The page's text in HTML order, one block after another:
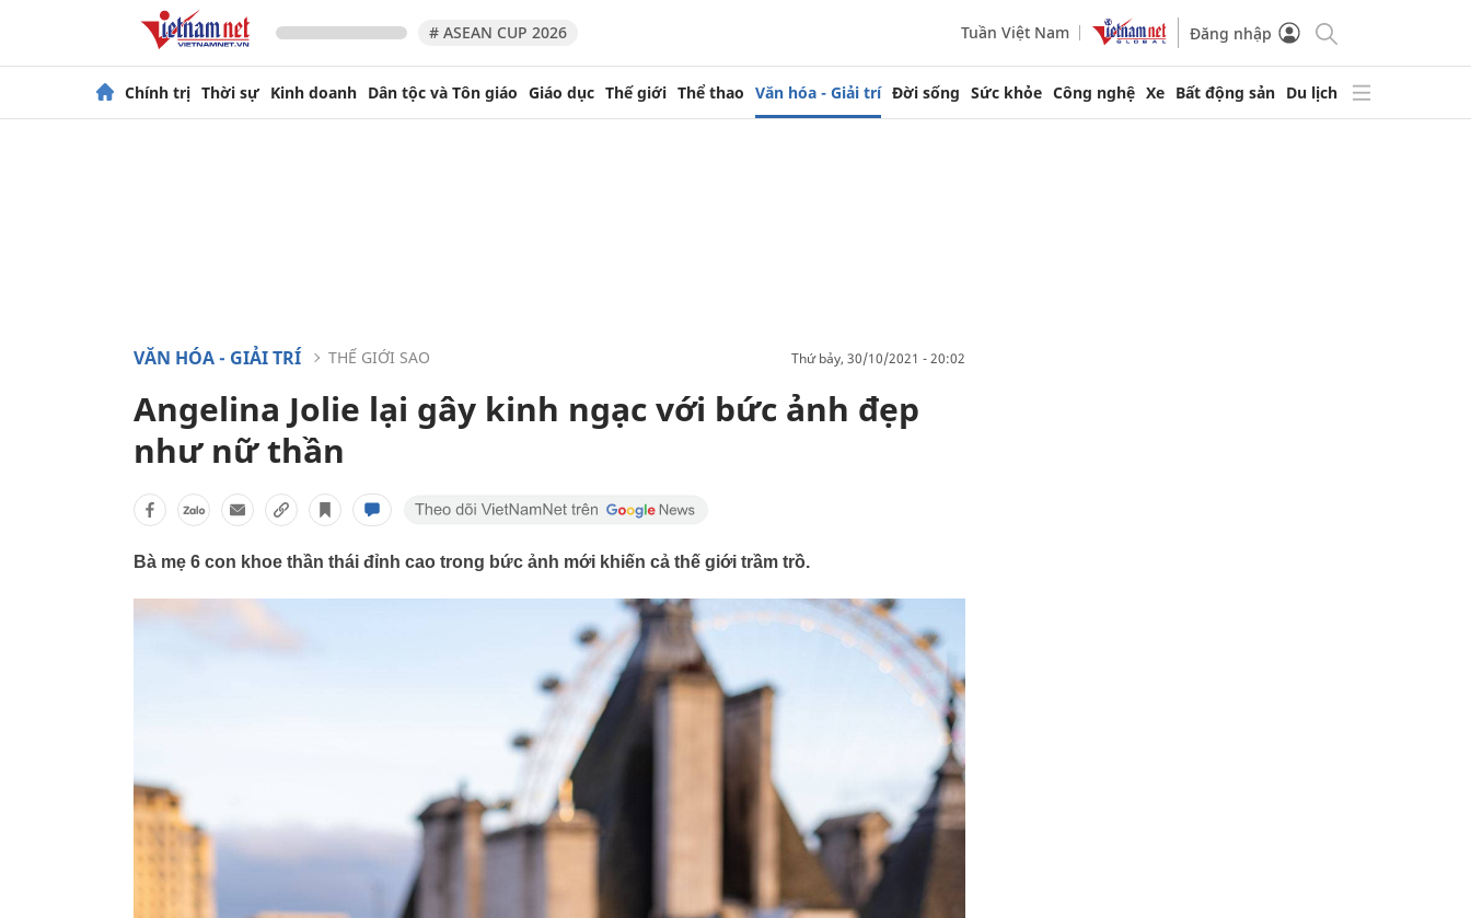
# ASEAN CUP 2026 Tuần Việt Nam Đăng nhập
Chính trị Thời sự Kinh doanh Dân tộc và Tôn giáo Giáo dục Thế giới Thể thao Văn hóa - Giải trí Đời sống Sức khỏe Công nghệ Xe Bất động sản Du lịch
VĂN HÓA - GIẢI TRÍ THẾ GIỚI SAO thứ bảy, 30/10/2021 - 20:02
Angelina Jolie lại gây kinh ngạc với bức ảnh đẹp
như nữ thần
Bà mẹ 6 con khoe thần thái đỉnh cao trong bức ảnh mới khiến cả thế giới trầm trồ.